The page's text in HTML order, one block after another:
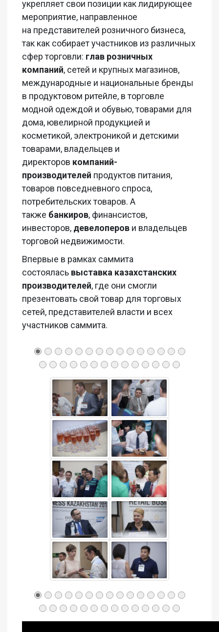
укрепляет свои позиции как лидирующее
мероприятие, направленное
на представителей розничного бизнеса,
так как собирает участников из различных
сфер торговли: глав розничных
компаний, сетей и крупных магазинов,
международные и национальные бренды
в продуктовом ритейле, в торговле
модной одеждой и обувью, товарами для
дома, ювелирной продукцией и
косметикой, электроникой и детскими
товарами, владельцев и
директоров компаний-
производителей продуктов питания,
товаров повседневного спроса,
потребительских товаров. А
также банкиров, финансистов,
инвесторов, девелоперов и владельцев
торговой недвижимости.
Впервые в рамках саммита
состоялась выставка казахстанских
производителей, где они смогли
презентовать свой товар для торговых
сетей, представителей власти и всех
участников саммита.